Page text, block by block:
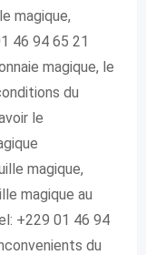
magique,
46 94 65 21
magique, le
du
le
magique,
magique au
+229 01 46 94
du